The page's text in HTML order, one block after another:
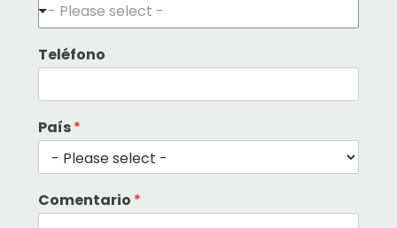
- Please select -
Teléfono
País*
Comentario *